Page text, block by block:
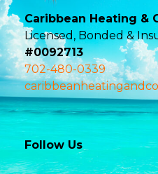
Caribbean Heating &
Licensed, Bonded &
#0092713
702-480-0339
Follow Us